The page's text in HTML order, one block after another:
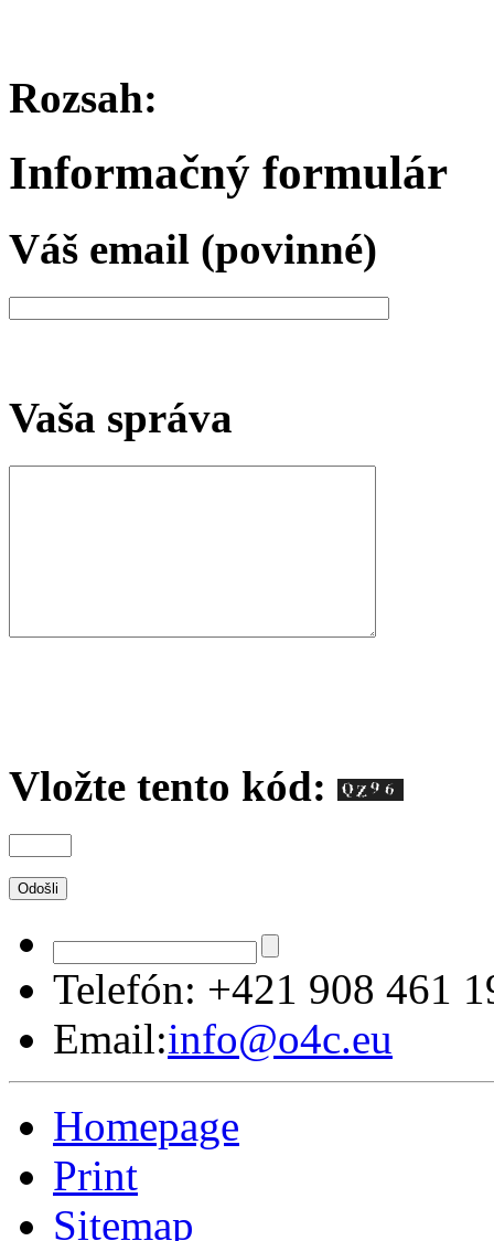
Rozsah:
Informačný formulár
Váš email (povinné)
Vaša správa
Vložte tento kód:
Telefón: +421 908 461
Email:info@o4c.eu
Homepage
Print
Sitemap